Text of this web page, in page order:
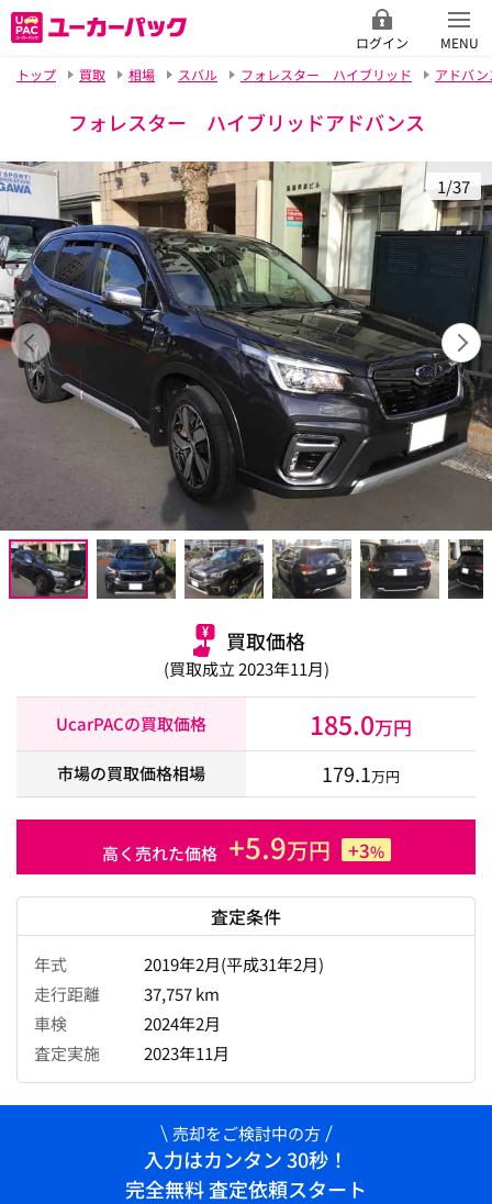
ログイン
MENU
トップ
買取 相場 スバル フォレスター ハイブリッド アドバン
フォレスター ハイブリッドアドバンス
1/37
買取価格
(買取成立 2023年11月)
UcarPACの買取価格 185.0万円
市場の買取価格相場 179.1万円
高く売れた価格 +5.9万円 +3%
査定条件
年式
2019年2月(平成31年2月)
走行距離
37,757 km
車検
2024年2月
査定実施
2023年11月
売却をご検討中の方
入力はカンタン 30秒！
完全無料 査定依頼スタート